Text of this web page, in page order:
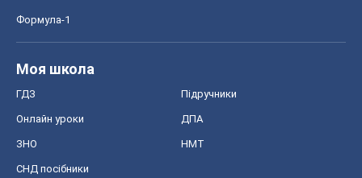
Формула-1
Моя школа
ГДЗ Підручники
Онлайн уроки ДПА
ЗНО НМТ
СНД посібники